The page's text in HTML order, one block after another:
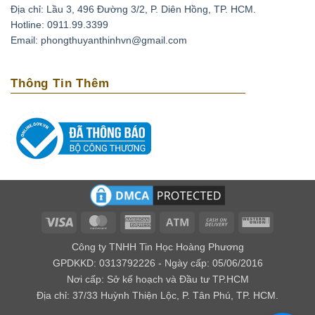
Thạch anh tím có thể xoa dịu những cơn đau đầu do
căng thẳng, stress bằng cách đặt chúng lên trán. Ngoài
ra loại đá này còn có tác dụng phục hồi tuần hoàn máu,
mạch máu não.
từ tiếng Hy lạp là amethytos, nó có nghĩa là không say.
Vì vậy người xưa thường dùng loại đá quý này để giải
độc rượu và các loại chất độc khác. Nếu bạn bỏ viên đá
này trong nguồn nước uống, điều kỳ diệu sẽ xảy ra đó
là chúng mang lại năng lượng tốt cho nguồn nước.
Về mặt tâm linh
Theo kinh Vê Đa của Ấn Độ, người ta cho rằng thạch
anh tím có khả năng giúp kiểm soát được cảm xúc, xoa
dịu âu lo, làm cho con người có ý nghĩa tốt lành.
Đối với các nhà trường sinh học thì lại cho rằng đây là
Địa chỉ: Lầu 3, 496 Đường 3/2, P. Diên Hồng, TP. HCM.
Hotline: 0911.99.3399
Email: phongthuyanthinhvn@gmail.com
Thông Tin Thêm
Visa MasterCardAmerican
Atm
Cash
Delivery
Western
Công ty TNHH Tin Học Hoàng Phương
GPDKKD: 0313792226 - Ngày cấp: 05/06/2016
Nơi cấp: Sở kế hoạch và Đầu tư TP.HCM
Địa chỉ: 37/33 Huỳnh Thiện Lộc, P. Tân Phú, TP. HCM.